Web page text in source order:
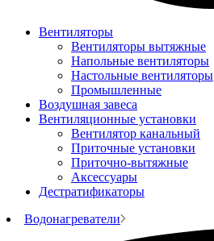
Вентиляторы
Вентиляторы вытяжные
Напольные вентиляторы
Настольные вентиляторы
Промышленные
Воздушная завеса
Вентиляционные установки
Вентилятор канальный
Приточные установки
Приточно-вытяжные
Аксессуары
Дестратификаторы
Водонагреватели